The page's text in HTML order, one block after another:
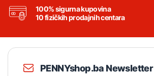
100% sigurna kupovina
10 fizičkih prodajnih centara
PENNYshop.ba Newsletter